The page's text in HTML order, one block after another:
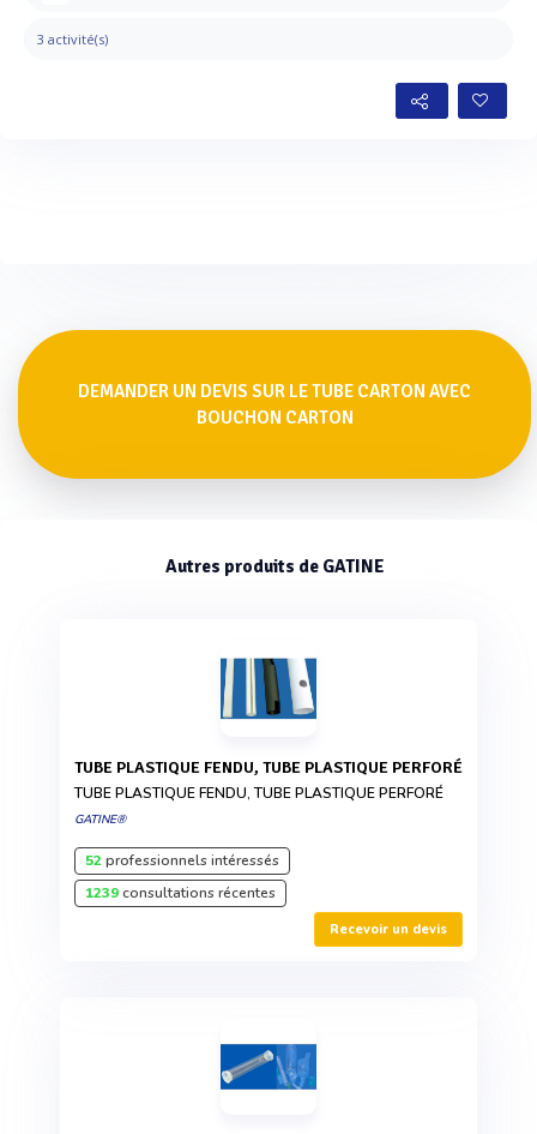
3 activité(s)
DEMANDER UN DEVIS SUR LE TUBE CARTON AVEC
BOUCHON CARTON
Autres produits de GATINE
TUBE PLASTIQUE FENDU, TUBE PLASTIQUE PERFORÉ
TUBE PLASTIQUE FENDU, TUBE PLASTIQUE PERFORÉ
GATINE®
52professionnels intéressés
1239consultations récentes
Recevoir un devis